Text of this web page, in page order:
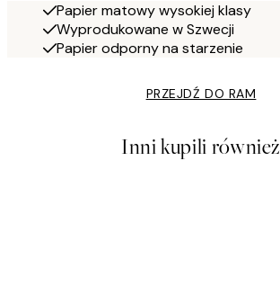
Papier matowy wysokiej klasy
Wyprodukowane w Szwecji
Papier odporny na starzenie
PRZEJDŹ DO RAM
Inni kupili również